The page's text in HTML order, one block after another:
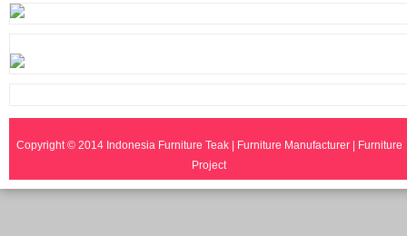
Copyright © 2014 Indonesia Furniture Teak | Furniture Manufacturer | Furniture
Project